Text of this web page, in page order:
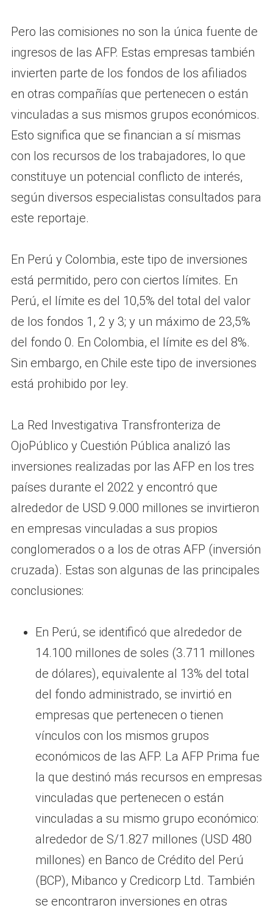
Pero las comisiones no son la única fuente de
ingresos de las AFP. Estas empresas también
invierten parte de los fondos de los afiliados
en otras compañías que pertenecen o están
vinculadas a sus mismos grupos económicos.
Esto significa que se financian a sí mismas
con los recursos de los trabajadores, lo que
constituye un potencial conflicto de interés,
según diversos especialistas consultados para
este reportaje.
En Perú y Colombia, este tipo de inversiones
está permitido, pero con ciertos límites. En
Perú, el límite es del 10,5% del total del valor
de los fondos 1, 2 y 3; y un máximo de 23,5%
del fondo 0. En Colombia, el límite es del 8%.
Sin embargo, en Chile este tipo de inversiones
está prohibido por ley.
La Red Investigativa Transfronteriza de
OjoPúblico y Cuestión Pública analizó las
inversiones realizadas por las AFP en los tres
países durante el 2022 y encontró que
alrededor de USD 9.000 millones se invirtieron
en empresas vinculadas a sus propios
conglomerados o a los de otras AFP (inversión
cruzada). Estas son algunas de las principales
conclusiones:
En Perú, se identificó que alrededor de
14.100 millones de soles (3.711 millones
de dólares), equivalente al 13% del total
del fondo administrado, se invirtió en
empresas que pertenecen o tienen
vínculos con los mismos grupos
económicos de las AFP. La AFP Prima fue
la que destinó más recursos en empresas
vinculadas que pertenecen o están
vinculadas a su mismo grupo económico:
alrededor de S/1.827 millones (USD 480
millones) en Banco de Crédito del Perú
(BCP), Mibanco y Credicorp Ltd. También
se encontraron inversiones en otras